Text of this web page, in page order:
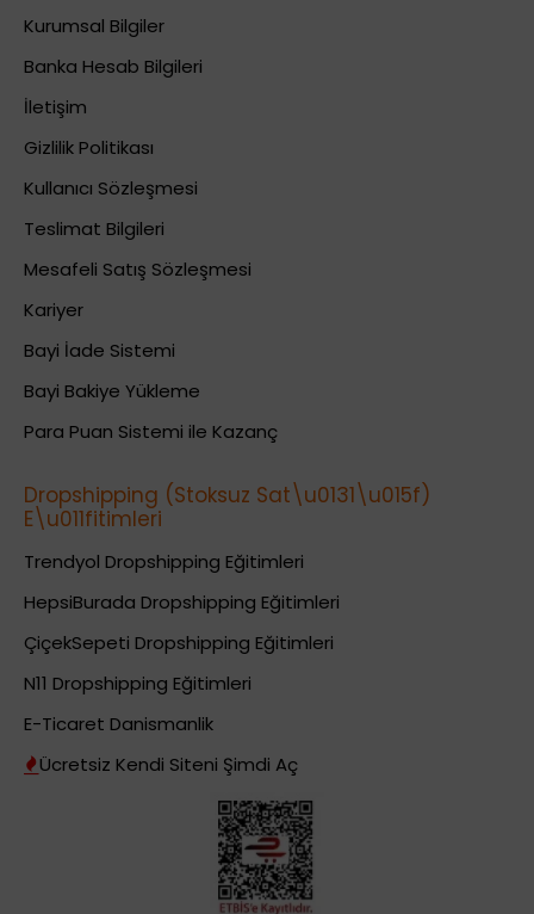
Kurumsal Bilgiler
Banka Hesab Bilgileri
İletişim
Gizlilik Politikası
Kullanıcı Sözleşmesi
Teslimat Bilgileri
Mesafeli Satış Sözleşmesi
Kariyer
Bayi İade Sistemi
Bayi Bakiye Yükleme
Para Puan Sistemi ile Kazanç
Dropshipping (Stoksuz Sat\u0131\u015f)
E\u011fitimleri
Trendyol Dropshipping Eğitimleri
HepsiBurada Dropshipping Eğitimleri
ÇiçekSepeti Dropshipping Eğitimleri
N11 Dropshipping Eğitimleri
E-Ticaret Danismanlik
Ücretsiz Kendi Siteni Şimdi Aç